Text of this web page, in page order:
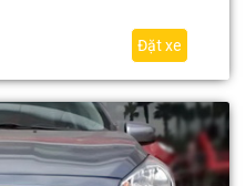
Đặt xe